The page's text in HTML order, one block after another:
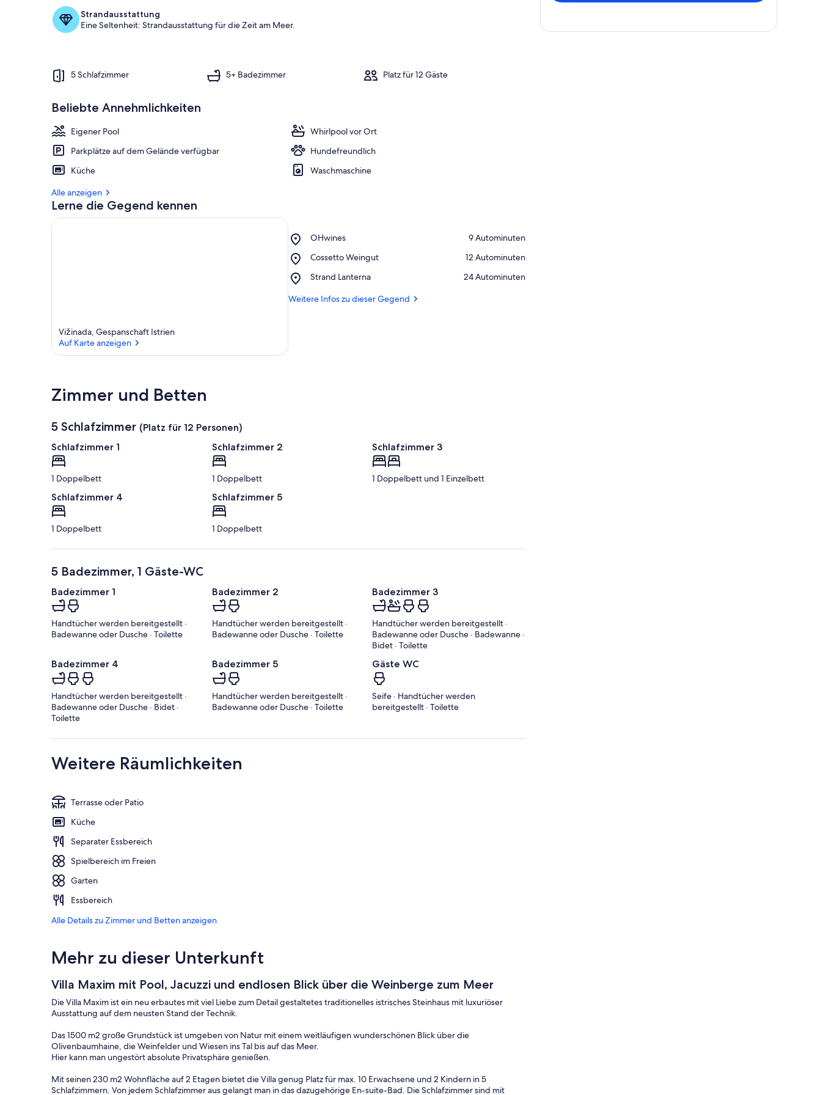
Strandausstattung
Eine Seltenheit: Strandausstattung für die Zeit am Meer.
5 Schlafzimmer 5+ Badezimmer Platz für 12 Gäste
Beliebte Annehmlichkeiten
Eigener Pool
Whirlpool vor Ort
Parkplätze auf dem Gelände verfügbar
Hundefreundlich
Küche
Waschmaschine
Alle anzeigen
Lerne die Gegend kennen
Vižinada, Gespanschaft Istrien
Auf Karte anzeigen
OHwines
Place,
‪9 Autominuten‬
Cossetto Weingut
Place,
Weingut
‪12 Autominuten‬
Strand Lanterna
Place,
Lanterna
‪24 Autominuten‬
Weitere Infos zu dieser Gegend
Zimmer und Betten
5 Schlafzimmer (Platz für 12 Personen)
Schlafzimmer 1
1 Doppelbett
Schlafzimmer 2
1 Doppelbett
Schlafzimmer 3
1 Doppelbett und 1 Einzelbett
Schlafzimmer 4
1 Doppelbett
Schlafzimmer 5
1 Doppelbett
5 Badezimmer, 1 Gäste-WC
Badezimmer 1
Handtücher werden bereitgestellt ·
Badewanne oder Dusche · Toilette
Badezimmer 2
Handtücher werden bereitgestellt ·
Badewanne oder Dusche · Toilette
Badezimmer 3
Handtücher werden bereitgestellt ·
Badewanne oder Dusche · Badewanne ·
Bidet · Toilette
Badezimmer 4
Handtücher werden bereitgestellt ·
Badewanne oder Dusche · Bidet ·
Toilette
Badezimmer 5
Handtücher werden bereitgestellt ·
Badewanne oder Dusche · Toilette
Gäste WC
Seife · Handtücher werden
bereitgestellt · Toilette
Weitere Räumlichkeiten
Terrasse oder Patio
Küche
Separater Essbereich
Spielbereich im Freien
Garten
Essbereich
Alle Details zu Zimmer und Betten anzeigen
Mehr zu dieser Unterkunft
Villa Maxim mit Pool, Jacuzzi und endlosen Blick über die Weinberge zum Meer
Die Villa Maxim ist ein neu erbautes mit viel Liebe zum Detail gestaltetes traditionelles istrisches Steinhaus mit luxuriöser
Ausstattung auf dem neusten Stand der Technik.
Das 1500 m2 große Grundstück ist umgeben von Natur mit einem weitläufigen wunderschönen Blick über die
Olivenbaumhaine, die Weinfelder und Wiesen ins Tal bis auf das Meer.
Hier kann man ungestört absolute Privatsphäre genießen.
Mit seinen 230 m2 Wohnfläche auf 2 Etagen bietet die Villa genug Platz für max. 10 Erwachsene und 2 Kindern in 5
Schlafzimmern. Von jedem Schlafzimmer aus gelangt man in das dazugehörige En-suite-Bad. Die Schlafzimmer sind mit